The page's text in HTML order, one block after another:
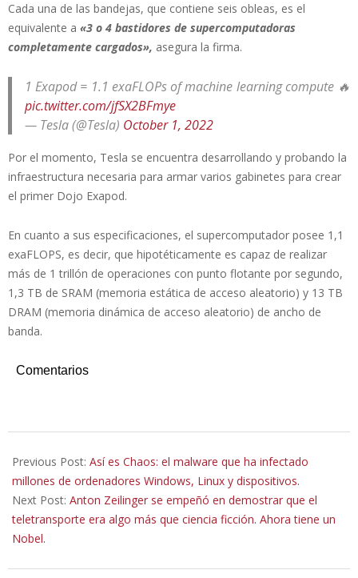
Cada una de las bandejas, que contiene seis obleas, es el
equivalente a «3 o 4 bastidores de supercomputadoras
completamente cargados», asegura la firma.
1 Exapod = 1.1 exaFLOPs of machine learning compute 🔥
pic.twitter.com/jfSX2BFmye
— Tesla (@Tesla) October 1, 2022
Por el momento, Tesla se encuentra desarrollando y probando la
infraestructura necesaria para armar varios gabinetes para crear
el primer Dojo Exapod.
En cuanto a sus especificaciones, el supercomputador posee 1,1
exaFLOPS, es decir, que hipotéticamente es capaz de realizar
más de 1 trillón de operaciones con punto flotante por segundo,
1,3 TB de SRAM (memoria estática de acceso aleatorio) y 13 TB
DRAM (memoria dinámica de acceso aleatorio) de ancho de
banda.
Comentarios
10-
05
Previous Post: Así es Chaos: el malware que ha infectado
millones de ordenadores Windows, Linux y dispositivos.
Next Post: Anton Zeilinger se empeñó en demostrar que el
teletransporte era algo más que ciencia ficción. Ahora tiene un
Nobel.